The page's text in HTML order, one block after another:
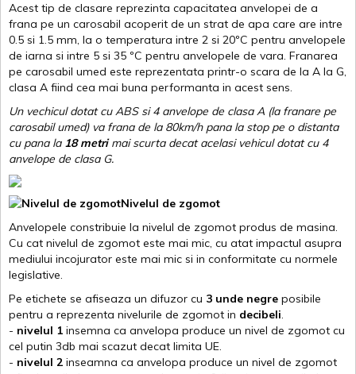
Acest tip de clasare reprezinta capacitatea anvelopei de a
frana pe un carosabil acoperit de un strat de apa care are intre
0.5 si 1.5 mm, la o temperatura intre 2 si 20ºC pentru anvelopele
de iarna si intre 5 si 35 ºC pentru anvelopele de vara. Franarea
pe carosabil umed este reprezentata printr-o scara de la A la G,
clasa A fiind cea mai buna performanta in acest sens.
Un vechicul dotat cu ABS si 4 anvelope de clasa A (la franare pe
carosabil umed) va frana de la 80km/h pana la stop pe o distanta
cu pana la 18 metrimai scurta decat acelasi vehicul dotat cu 4
anvelope de clasa G.
Nivelul de zgomot
Anvelopele constribuie la nivelul de zgomot produs de masina.
Cu cat nivelul de zgomot este mai mic, cu atat impactul asupra
mediului incojurator este mai mic si in conformitate cu normele
legislative.
Pe etichete se afiseaza un difuzor cu 3 unde negre posibile
pentru a reprezenta nivelurile de zgomot in decibeli.
- nivelul 1 insemna ca anvelopa produce un nivel de zgomot cu
cel putin 3db mai scazut decat limita UE.
- nivelul 2 inseamna ca anvelopa produce un nivel de zgomot